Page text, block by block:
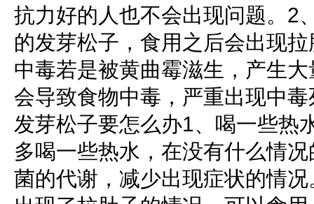
抗力好的人也不会出现问题。2
的发芽松子，食用之后会出现
中毒若是被黄曲霉滋生，产生
会导致食物中毒，严重出现中
发芽松子要怎么办1、喝一些热
多喝一些热水，在没有什么情
菌的代谢，减少出现症状的情